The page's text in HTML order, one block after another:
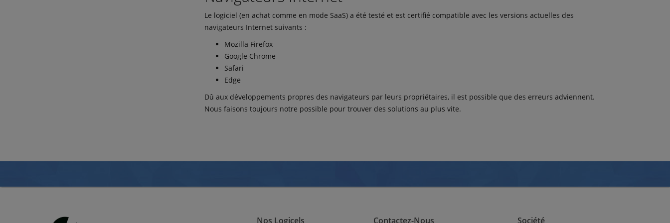
Le logiciel (en achat comme en mode SaaS) a été testé et est certifié compatible avec les versions actuelles des
navigateurs Internet suivants :
Mozilla Firefox
Google Chrome
Safari
Edge
Dû aux développements propres des navigateurs par leurs propriétaires, il est possible que des erreurs adviennent.
Nous faisons toujours notre possible pour trouver des solutions au plus vite.
Nos Logicels Contactez-Nous Société